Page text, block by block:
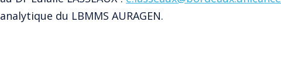
analytique du LBMMS AURAGEN.